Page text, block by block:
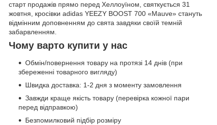
старт продажів прямо перед Хеллоуїном, святкується 31
жовтня, кросівки adidas YEEZY BOOST 700 «Mauve» стануть
відмінним доповненням до свята завдяки своїй темній
забарвленням.
Чому варто купити у нас
Обмін/повернення товару на протязі 14 днів (при
збереженні товарного вигляду)
Швидка доставка: 1-2 дня з моменту замовлення
Завжди краще якість товару (перевірка кожної пари
перед відправкою)
Безпомилковий підбір розміру